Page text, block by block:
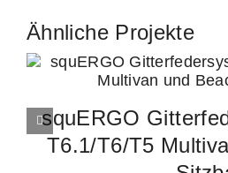
Ähnliche Projekte
squERGO
T6.1/T6/T5